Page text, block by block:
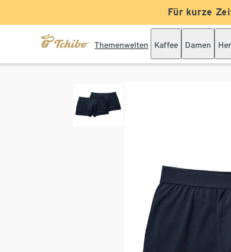
Für kurze
Themenwelten Kaffee Damen